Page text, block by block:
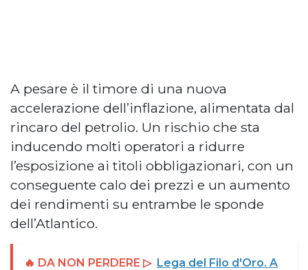
A pesare è il timore di una nuova
accelerazione dell’inflazione, alimentata dal
rincaro del petrolio. Un rischio che sta
inducendo molti operatori a ridurre
l’esposizione ai titoli obbligazionari, con un
conseguente calo dei prezzi e un aumento
dei rendimenti su entrambe le sponde
dell’Atlantico.
🔥 DA NON PERDERE ▷ Lega del Filo d'Oro. A